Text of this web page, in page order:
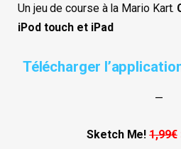
Un jeu de course à la Mario Kart.
iPod touch et iPad
Télécharger
—
Sketch Me!1,99€